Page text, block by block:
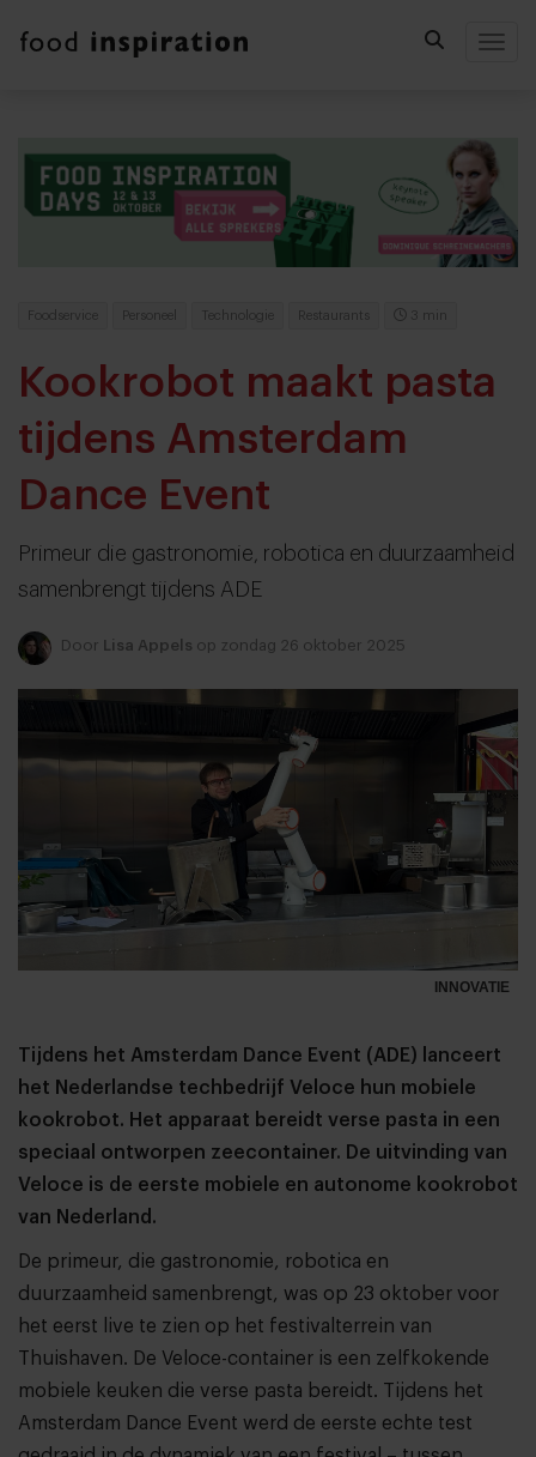
Foodservice Personeel Technologie Restaurants 3 min
Kookrobot maakt pasta
tijdens Amsterdam
Dance Event
Primeur die gastronomie, robotica en duurzaamheid
samenbrengt tijdens ADE
Door Lisa Appels op zondag 26 oktober 2025
INNOVATIE
Tijdens het Amsterdam Dance Event (ADE) lanceert
het Nederlandse techbedrijf Veloce hun mobiele
kookrobot. Het apparaat bereidt verse pasta in een
speciaal ontworpen zeecontainer. De uitvinding van
Veloce is de eerste mobiele en autonome kookrobot
van Nederland.
De primeur, die gastronomie, robotica en
duurzaamheid samenbrengt, was op 23 oktober voor
het eerst live te zien op het festivalterrein van
Thuishaven. De Veloce-container is een zelfkokende
mobiele keuken die verse pasta bereidt. Tijdens het
Amsterdam Dance Event werd de eerste echte test